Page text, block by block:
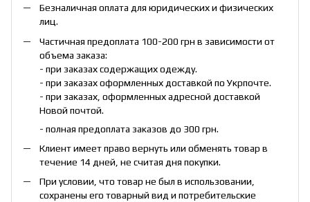
Безналичная оплата для юридических и физических
лиц.
Частичная предоплата 100-200 грн в зависимости от
объема заказа:
- при заказах содержащих одежду.
- при заказах оформленных доставкой по Укрпочте.
- при заказах, оформленных адресной доставкой
Новой почтой.
- полная предоплата заказов до 300 грн.
Клиент имеет право вернуть или обменять товар в
течение 14 дней, не считая дня покупки.
При условии, что товар не был в использовании,
сохранены его товарный вид и потребительские